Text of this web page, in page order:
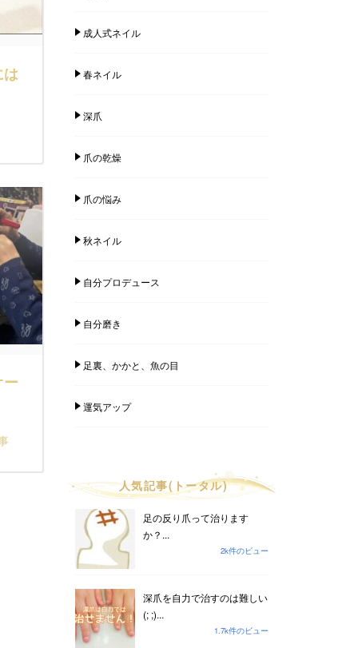
は
成人式ネイル
春ネイル
深爪
爪の乾燥
爪の悩み
秋ネイル
自分プロデュース
自分磨き
足裏、かかと、魚の目
運気アップ
人気記事(トータル)
足の反り爪って治ります
か？...
2k件のビュー
深爪を自力で治すのは難しい
(; ;)...
1.7k件のビュー